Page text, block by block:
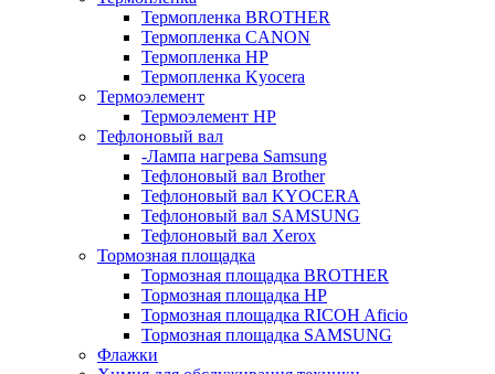
Термопленка BROTHER
Термопленка CANON
Термопленка HP
Термопленка Kyocera
Термоэлемент
Термоэлемент НР
Тефлоновый вал
-Лампа нагрева Samsung
Тефлоновый вал Brother
Тефлоновый вал KYOCERA
Тефлоновый вал SAMSUNG
Тефлоновый вал Xerox
Тормозная площадка
Тормозная площадка BROTHER
Тормозная площадка HP
Тормозная площадка RICOH Aficio
Тормозная площадка SAMSUNG
Флажки